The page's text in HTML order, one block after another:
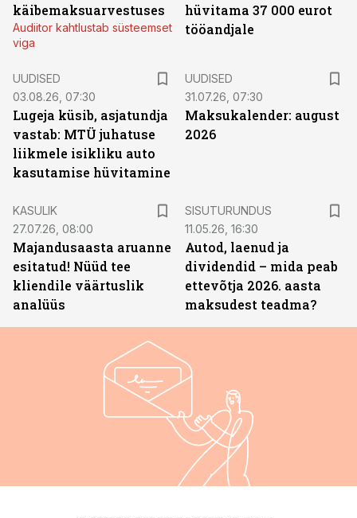
käibemaksuarvestuses
Audiitor kahtlustab süsteemset
viga
hüvitama 37 000 eurot
tööandjale
UUDISED
03.08.26, 07:30
Lugeja küsib, asjatundja
vastab: MTÜ juhatuse
liikmele isikliku auto
kasutamise hüvitamine
UUDISED
31.07.26, 07:30
Maksukalender: august
2026
KASULIK
27.07.26, 08:00
Majandusaasta aruanne
esitatud! Nüüd tee
kliendile väärtuslik
analüüs
SISUTURUNDUS
11.05.26, 16:30
Autod, laenud ja
dividendid – mida peab
ettevõtja 2026. aasta
maksudest teadma?